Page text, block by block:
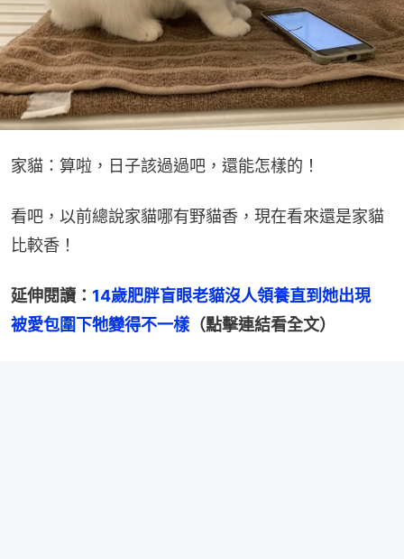
家貓：算啦，日子該過過吧，還能怎樣的！
看吧，以前總說家貓哪有野貓香，現在看來還是家貓
比較香！
延伸閱讀： 14歲肥胖盲眼老貓沒人領養直到她出現
被愛包圍下牠變得不一樣 （點擊連結看全文）